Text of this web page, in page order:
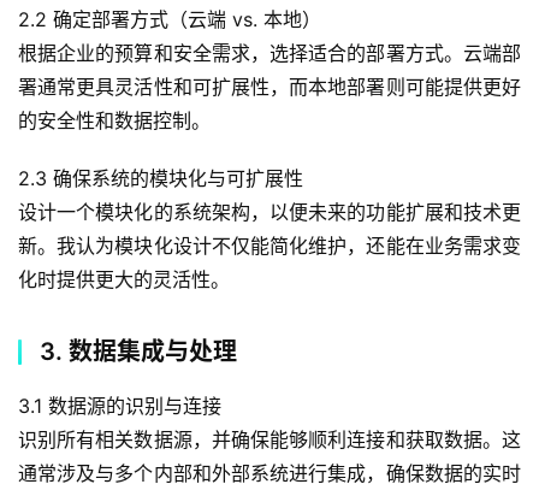
2.2 确定部署方式（云端 vs. 本地）
根据企业的预算和安全需求，选择适合的部署方式。云端部
署通常更具灵活性和可扩展性，而本地部署则可能提供更好
的安全性和数据控制。
2.3 确保系统的模块化与可扩展性
设计一个模块化的系统架构，以便未来的功能扩展和技术更
新。我认为模块化设计不仅能简化维护，还能在业务需求变
化时提供更大的灵活性。
3. 数据集成与处理
3.1 数据源的识别与连接
识别所有相关数据源，并确保能够顺利连接和获取数据。这
通常涉及与多个内部和外部系统进行集成，确保数据的实时